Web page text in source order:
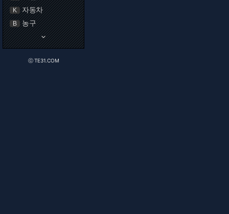
K 자동차
B 농구
keyboard_arrow_down
ⓒ TE31.COM